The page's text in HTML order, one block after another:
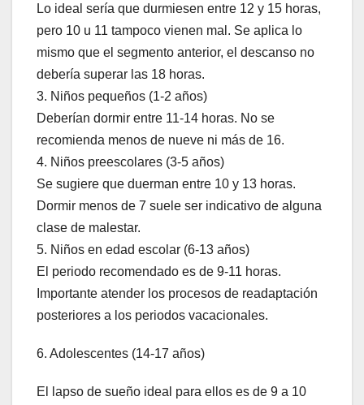
Lo ideal sería que durmiesen entre 12 y 15 horas,
pero 10 u 11 tampoco vienen mal. Se aplica lo
mismo que el segmento anterior, el descanso no
debería superar las 18 horas.
3. Niños pequeños (1-2 años)
Deberían dormir entre 11-14 horas. No se
recomienda menos de nueve ni más de 16.
4. Niños preescolares (3-5 años)
Se sugiere que duerman entre 10 y 13 horas.
Dormir menos de 7 suele ser indicativo de alguna
clase de malestar.
5. Niños en edad escolar (6-13 años)
El periodo recomendado es de 9-11 horas.
Importante atender los procesos de readaptación
posteriores a los periodos vacacionales.
6. Adolescentes (14-17 años)
El lapso de sueño ideal para ellos es de 9 a 10